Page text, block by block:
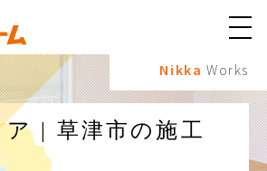
メ
ュ
ボ
タ
ン
Nikka Works
ア | 草津市の施工